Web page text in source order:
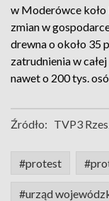
w Moderówce koło
zmian w
drewna o około 35
zatrudnienia w
nawet o 200 tys.
Źródło: TVP3
#protest
#urząd